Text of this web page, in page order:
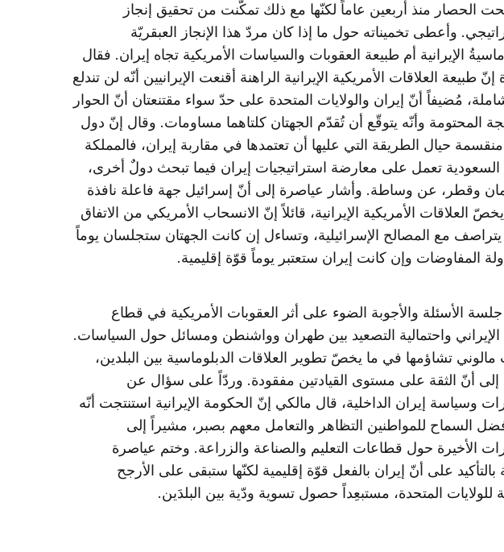
الحصار منذ أربعين عاماً لكنّها مع ذلك تمكّنت من تحقيق إنجاز
وأعطى تخميناته حول ما إذا كان مردّ هذا الإنجاز العبقريّة
الإيرانية أم طبيعة العقوبات والسياسات الأمريكية تجاه إيران. فقال
طبيعة العلاقات الأمريكية الإيرانية الراهنة أقنعت الإيرانيين أنّه لن تندلع
مُضيفاً أنّ إيران والولايات المتحدة على حدّ سواء مقتنعتان أنّ الحوار
المحتومة وأنّه يتوقّع أن تُقدّم الجهتان كلتاهما مساومات. وقال إنّ دول
منقسمة حيال الطريقة التي عليها أن تعتمدها في مقاربة إيران، فالمملكة
السعودية تعمل على معارضة استراتيجيات إيران فيما تبحث دولٌ أخرى،
وقطر، عن وساطة. وأشار عياصرة إلى أنّ إسرائيل جهة فاعلة نافذة
العلاقات الأمريكية الإيرانية، قائلاً إنّ الانسحاب الأمريكي من الاتفاق
يتراصف مع المصالح الإسرائيلية، وتساءل إن كانت الجهتان ستجلسان يوماً
المفاوضات وإن كانت إيران ستعتبر يوماً قوّة إقليمية.
الأسئلة والأجوبة الضوء على أثر العقوبات الأمريكية في قطاع
الإيراني واحتمالية التصعيد بين طهران وواشنطن ومسائل حول السياسات.
تشاؤمها في ما يخصّ تطوير العلاقات الدبلوماسية بين البلدين،
أنّ الثقة على مستوى القيادتين مفقودة. وردّاً على سؤال عن
وسياسة إيران الداخلية، قال مالكي إنّ الحكومة الإيرانية استنتجت أنّه
السماح للمواطنين التظاهر والتعامل معهم بصبر، مشيراً إلى
الأخيرة حول قطاعات التعليم والصناعة والزراعة. وختم عياصرة
بالتأكيد على أنّ إيران بالفعل قوّة إقليمية لكنّها ستبقى على الأرجح
للولايات المتحدة، مستبعِداً حصول تسوية ودّية بين البلدَين.